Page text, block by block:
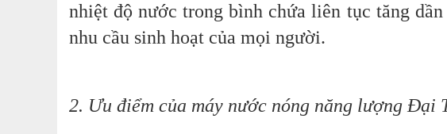
nhiệt độ nước trong bình chứa liên tục tăng
nhu cầu sinh hoạt của mọi người.
2. Ưu điểm của máy nước nóng năng lượng Đại